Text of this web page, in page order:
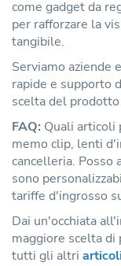
come gadget da
per rafforzare la
tangibile.
Serviamo aziende
rapide e supporto
scelta del
FAQ: Quali articoli
memo clip, lenti
cancelleria. Posso
sono
tariffe d'ingrosso
Dai un'occhiata
maggiore scelta
tutti gli altri